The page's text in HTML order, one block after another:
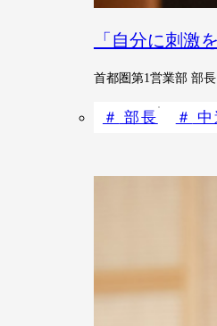
「自分に刺激
首都圏第1営業部 部
部長 中